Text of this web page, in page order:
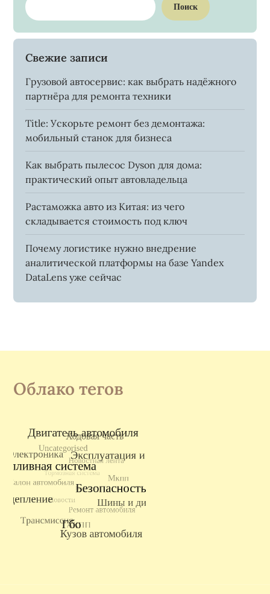
Поиск
Свежие записи
Грузовой автосервис: как выбрать надёжного
партнёра для ремонта техники
Title: Ускорьте ремонт без демонтажа:
мобильный станок для бизнеса
Как выбрать пылесос Dyson для дома:
практический опыт автовладельца
Растаможка авто из Китая: из чего
складывается стоимость под ключ
Почему логистике нужно внедрение
аналитической платформы на базе Yandex
DataLens уже сейчас
Облако тегов